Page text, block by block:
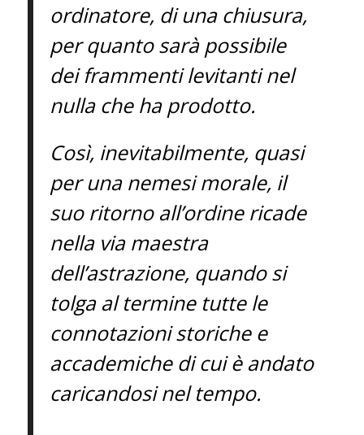
ordinatore, di una chiusura,
per quanto sarà possibile
dei frammenti levitanti nel
nulla che ha prodotto.
Così, inevitabilmente, quasi
per una nemesi morale, il
suo ritorno all’ordine ricade
nella via maestra
dell’astrazione, quando si
tolga al termine tutte le
connotazioni storiche e
accademiche di cui è andato
caricandosi nel tempo.